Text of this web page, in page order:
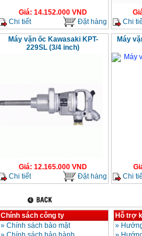
Giá: 14.152.000 VND
Chi tiết
Đặt hàng
Chi
Máy vặn ốc Kawasaki KPT-
229SL (3/4 inch)
Giá: 12.165.000 VND
Chi tiết
Đặt hàng
Máy
Chi
Chính sách công ty
» Chính sách bảo mật
Hỗ trợ
»